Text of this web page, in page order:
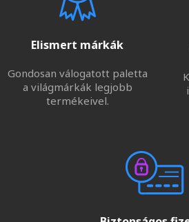
Elismert márkák
Gondosan válogatott paletta
a világmárkák legjobb
termékeivel.